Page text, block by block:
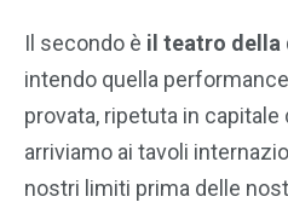
Il secondo è il teatro della
intendo quella
provata, ripetuta in capitale
arriviamo ai tavoli
nostri limiti prima delle